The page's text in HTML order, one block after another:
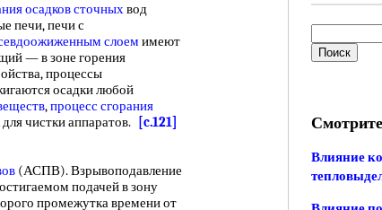
осадков сточныхвод
печи, печи с
слоем имеют
— в зоне горения
процессы
осадки любой
,процесс сгорания
чистки аппаратов.
[c.121]
(АСПВ). Взрывоподавление
подачей в зону
промежутка времени от
Влияние